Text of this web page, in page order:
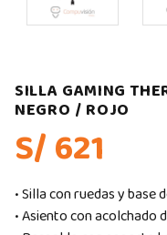
SILLA GAMING
NEGRO / ROJO
S/ 621
• Silla con ruedas y base
• Asiento con acolchado